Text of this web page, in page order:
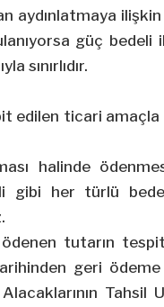
aydınlatmaya
güç bedeli
sınırlıdır.
edilen ticari
halinde
gibi her türlü
tutarın
geri
Tahsil